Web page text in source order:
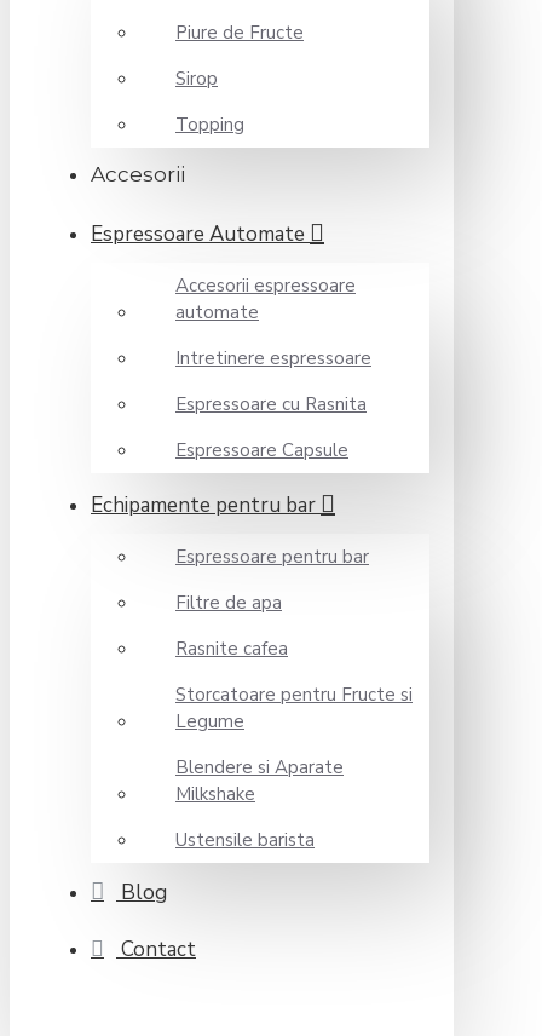
Piure de Fructe
Sirop
Topping
Accesorii
Espressoare Automate
Accesorii espressoare
automate
Intretinere espressoare
Espressoare cu Rasnita
Espressoare Capsule
Echipamente pentru bar
Espressoare pentru bar
Filtre de apa
Rasnite cafea
Storcatoare pentru Fructe si
Legume
Blendere si Aparate
Milkshake
Ustensile barista
Blog
Contact